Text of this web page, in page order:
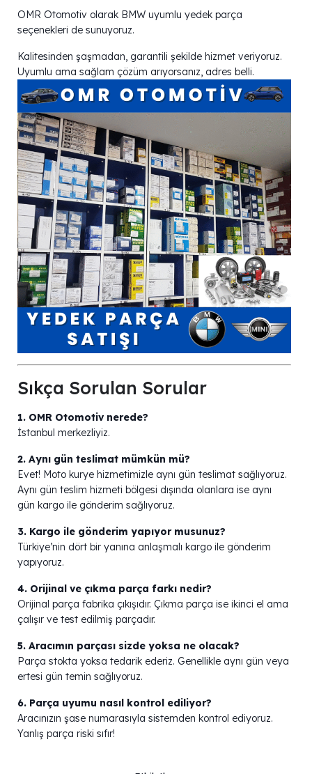
OMR Otomotiv olarak BMW uyumlu yedek parça
seçenekleri de sunuyoruz.
Kalitesinden şaşmadan, garantili şekilde hizmet veriyoruz.
Uyumlu ama sağlam çözüm arıyorsanız, adres belli.
Sıkça Sorulan Sorular
1. OMR Otomotiv nerede?
İstanbul merkezliyiz.
2. Aynı gün teslimat mümkün mü?
Evet! Moto kurye hizmetimizle aynı gün teslimat sağlıyoruz.
Aynı gün teslim hizmeti bölgesi dışında olanlara ise aynı
gün kargo ile gönderim sağlıyoruz.
3. Kargo ile gönderim yapıyor musunuz?
Türkiye’nin dört bir yanına anlaşmalı kargo ile gönderim
yapıyoruz.
4. Orijinal ve çıkma parça farkı nedir?
Orijinal parça fabrika çıkışıdır. Çıkma parça ise ikinci el ama
çalışır ve test edilmiş parçadır.
5. Aracımın parçası sizde yoksa ne olacak?
Parça stokta yoksa tedarik ederiz. Genellikle aynı gün veya
ertesi gün temin sağlıyoruz.
6. Parça uyumu nasıl kontrol ediliyor?
Aracınızın şase numarasıyla sistemden kontrol ediyoruz.
Yanlış parça riski sıfır!